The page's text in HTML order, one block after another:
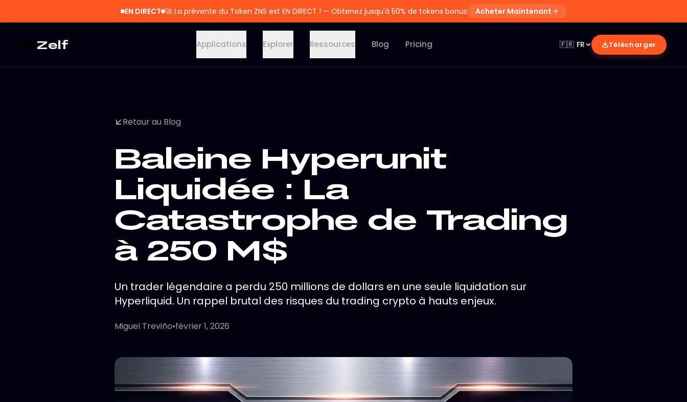
EN DIRECT 🚀 La prévente du Token ZNS est EN DIRECT ! — Obtenez jusqu'à 50% de tokens bonus Acheter Maintenant
Zelf Applications Explorer Ressources Blog Pricing 🇫🇷 FR Télécharger
Retour au Blog
Baleine Hyperunit
Liquidée : La
Catastrophe de Trading
à 250 M$
Un trader légendaire a perdu 250 millions de dollars en une seule liquidation sur
Hyperliquid. Un rappel brutal des risques du trading crypto à hauts enjeux.
Miguel Treviño•février 1, 2026